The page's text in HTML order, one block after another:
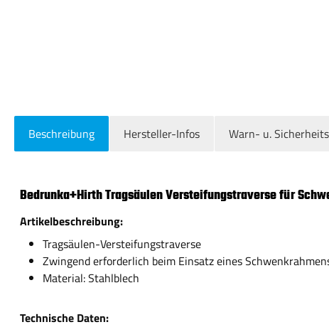
Beschreibung Hersteller-Infos Warn- u.
Bedrunka+Hirth Tragsäulen Versteifungstraverse für
Artikelbeschreibung:
Tragsäulen-Versteifungstraverse
Zwingend erforderlich beim Einsatz eines
Material: Stahlblech
Technische Daten: